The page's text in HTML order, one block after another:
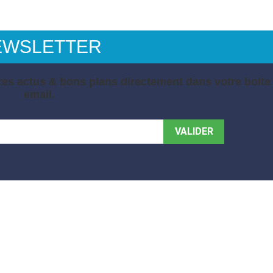
actus & bons plans directement dans votre boite
email.